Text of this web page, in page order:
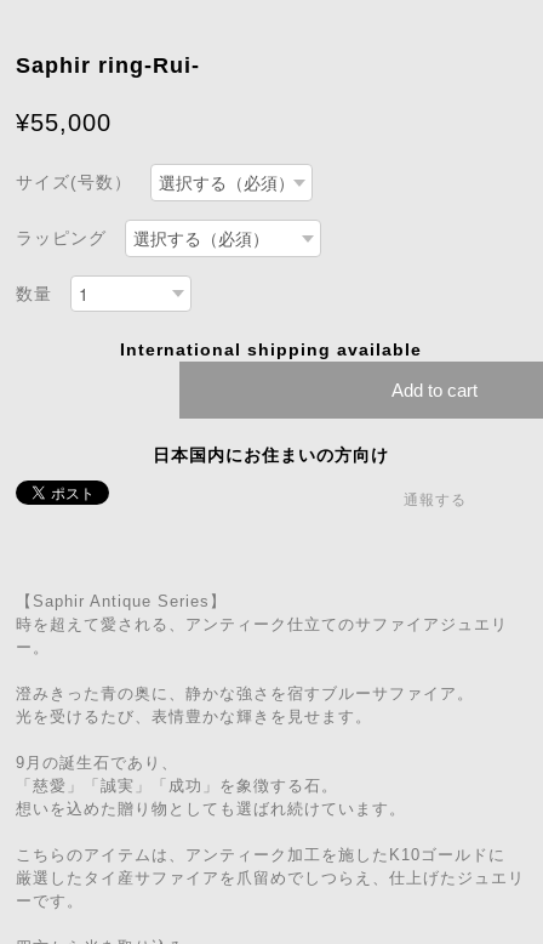
Saphir ring-Rui-
¥55,000
サイズ(号数）
ラッピング
数量
International shipping available
Add to cart
日本国内にお住まいの方向け
通報する
【Saphir Antique Series】
時を超えて愛される、アンティーク仕立てのサファイアジュエリ
ー。
澄みきった青の奥に、静かな強さを宿すブルーサファイア。
光を受けるたび、表情豊かな輝きを見せます。
9月の誕生石であり、
「慈愛」「誠実」「成功」を象徴する石。
想いを込めた贈り物としても選ばれ続けています。
こちらのアイテムは、アンティーク加工を施したK10ゴールドに
厳選したタイ産サファイアを爪留めでしつらえ、仕上げたジュエリ
ーです。